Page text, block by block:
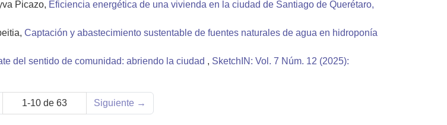
Picazo, Eficiencia energética de una vivienda en la ciudad de Santiago de Querétaro,
Captación y abastecimiento sustentable de fuentes naturales de agua en hidroponía
del sentido de comunidad: abriendo la ciudad , SketchIN: Vol. 7 Núm. 12 (2025):
1-10 de 63 Siguiente →